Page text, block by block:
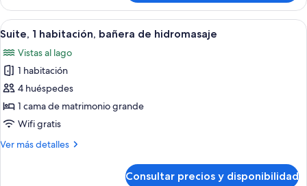
1
habitación,
vistas
lago
Abrir
todas
las
fotos
de
Suite,
1
bañera
Habitación de hotel con escritorio,
9
Suite, 1 habitación, bañera de hidromasaje
Vistas al lago
1 habitación
4 huéspedes
1 cama de matrimonio grande
Wifi gratis
Ver más detalles
Más
Consultar precios y disponibilidad